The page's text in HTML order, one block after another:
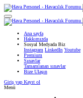
Ana sayfa
Hakkımızda
Sosyal Medyada Biz
Instagram LinkedIn Youtube
Premium
Sınavlar
Tamamlanan sınavlar
Bize Ulaşın
Giriş yap Kayıt ol
Menü